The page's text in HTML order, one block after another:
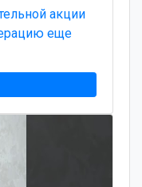
акции
еще